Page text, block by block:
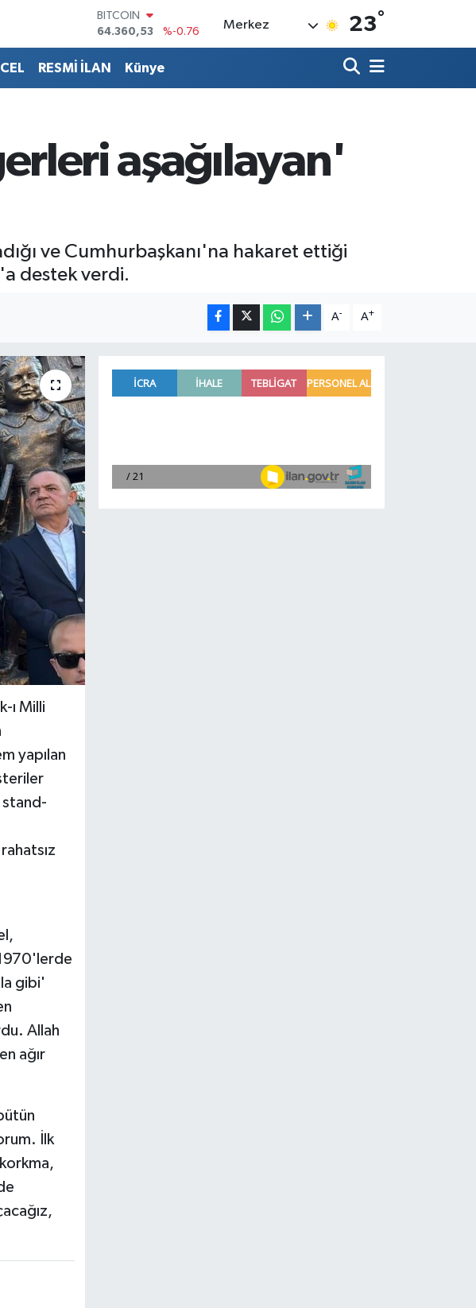
BITCOIN
64.360,53
%-0.76
DOLAR
47,7143
%0.16
GRAM ALTIN
6574.81
%1.44
BİST100
Merkez 23°
RESMİ İLAN Künye
aşağılayan'
ve Cumhurbaşkanı'na hakaret ettiği
destek verdi.
A- A+
ı Milli
yapılan
stand-
gibi'
Allah
ağır
İlk